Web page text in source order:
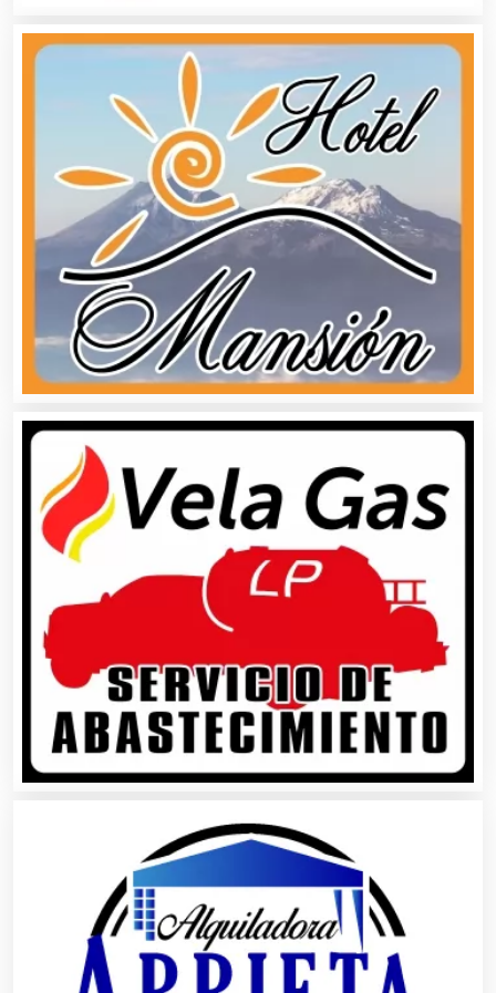
Análisis Clínicos
Análisis de Aguas
Animadores de Eventos
Aparatos y Equipos Eléctricos
Arquitectos
Artes Gráficas
Artesanías
Artículos de Oficina
Artículos de Piel
Artículos Deportivos
Artículos Importados